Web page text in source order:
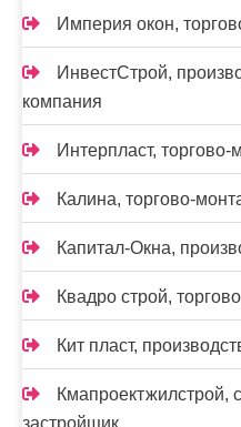
Империя окон,
ИнвестСтрой,
компания
Интерпласт,
Калина, торгово-
Капитал-Окна,
Квадро строй,
Кит пласт,
Кмапроектжилстрой,
застройщик